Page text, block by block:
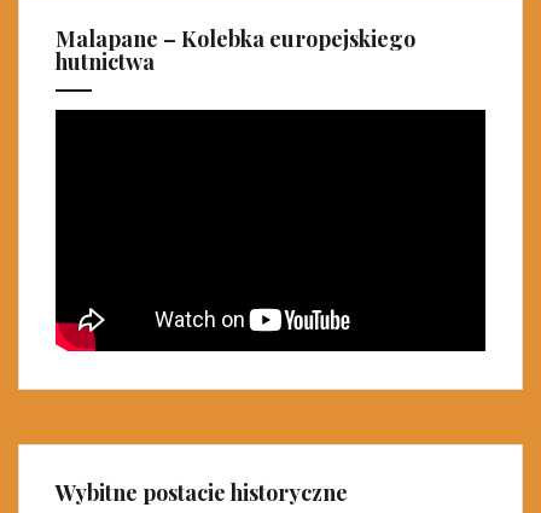
Malapane – Kolebka europejskiego
hutnictwa
Wybitne postacie historyczne